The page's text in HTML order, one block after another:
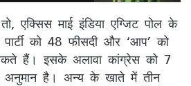
एक्सिस माई इंडिया एग्जिट पोल के
पार्टी को 48 फीसदी और ‘आप’ को
हैं। इसके अलावा कांग्रेस को 7
अनुमान है। अन्य के खाते में तीन